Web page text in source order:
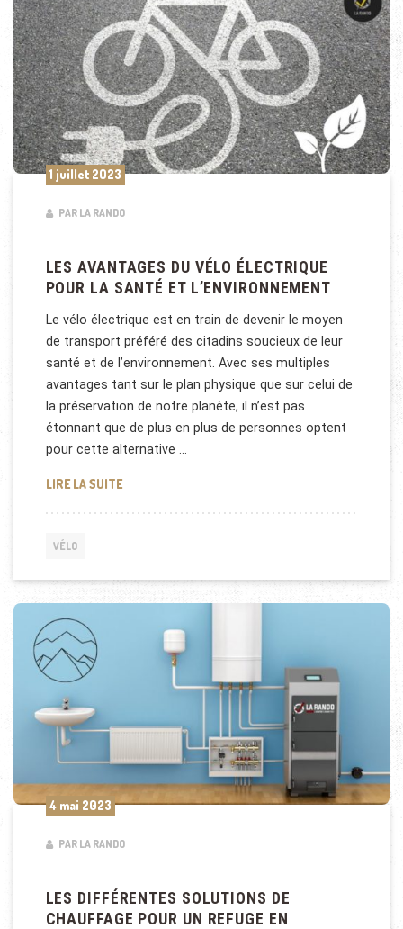
1 juillet 2023
PAR LA RANDO
LES AVANTAGES DU VÉLO ÉLECTRIQUE
POUR LA SANTÉ ET L’ENVIRONNEMENT
Le vélo électrique est en train de devenir le moyen
de transport préféré des citadins soucieux de leur
santé et de l’environnement. Avec ses multiples
avantages tant sur le plan physique que sur celui de
la préservation de notre planète, il n’est pas
étonnant que de plus en plus de personnes optent
pour cette alternative …
LIRE LA SUITELES AVANTAGES DU VÉLO ÉLECTRIQUE POUR LA
VÉLO
4 mai 2023
PAR LA RANDO
LES DIFFÉRENTES SOLUTIONS DE
CHAUFFAGE POUR UN REFUGE EN